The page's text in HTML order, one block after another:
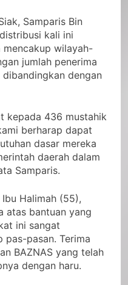
Samparis Bin
kali ini
mencakup wilayah-
jumlah penerima
dengan
kepada 436 mustahik
berharap dapat
dasar mereka
daerah dalam
Samparis.
Halimah (55),
atas bantuan yang
ini sangat
pas-pasan. Terima
BAZNAS yang telah
dengan haru.